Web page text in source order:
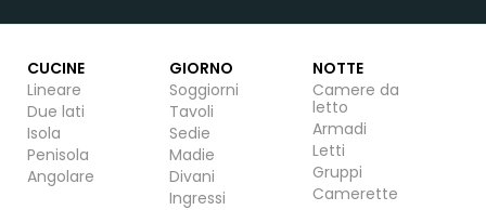
CUCINE
Lineare
Due lati
Isola
Penisola
Angolare
GIORNO
Soggiorni
Tavoli
Sedie
Madie
Divani
Ingressi
NOTTE
Camere da
letto
Armadi
Letti
Gruppi
Camerette